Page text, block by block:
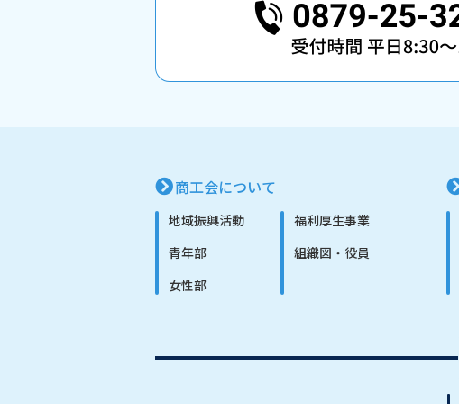
商工会について
地域振興活動
青年部
女性部
福利厚生事業
組織図・役員